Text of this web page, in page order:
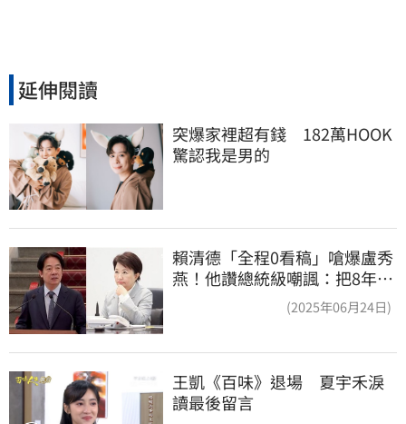
延伸閱讀
突爆家裡超有錢　182萬HOOK
驚認我是男的
賴清德「全程0看稿」嗆爆盧秀
燕！他讚總統級嘲諷：把8年總
(2025年06月24日)
王凱《百味》退場　夏宇禾淚
讀最後留言